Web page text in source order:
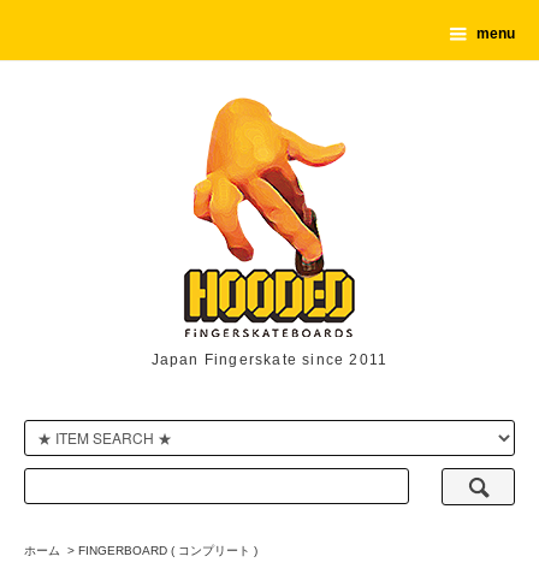
menu
Japan Fingerskate since 2011
ホーム > FINGERBOARD ( コンプリート )